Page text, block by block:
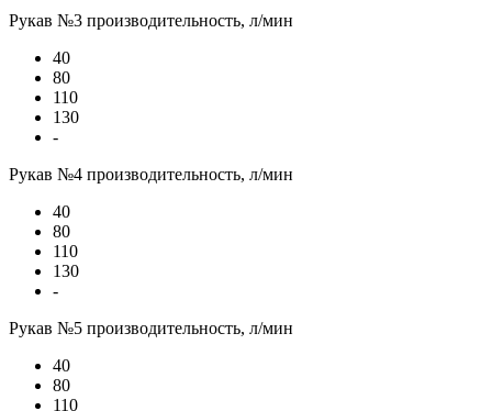
Рукав №3 производительность, л/мин
40
80
110
130
-
Рукав №4 производительность, л/мин
40
80
110
130
-
Рукав №5 производительность, л/мин
40
80
110